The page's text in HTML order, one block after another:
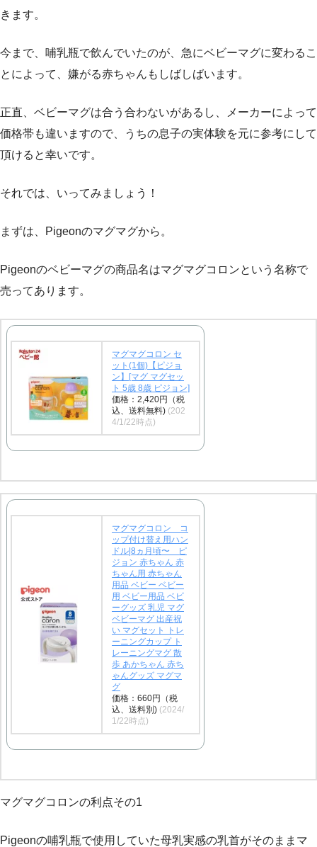
きます。
今まで、哺乳瓶で飲んでいたのが、急にベビーマグに変わるこ
とによって、嫌がる赤ちゃんもしばしばいます。
正直、ベビーマグは合う合わないがあるし、メーカーによって
価格帯も違いますので、うちの息子の実体験を元に参考にして
頂けると幸いです。
それでは、いってみましょう！
まずは、Pigeonのマグマグから。
Pigeonのベビーマグの商品名はマグマグコロンという名称で
売ってあります。
マグマグコロン セ
ット(1個)【ピジョ
ン】[マグ マグセッ
ト 5歳 8歳 ピジョン]
価格：2,420円（税
込、送料無料) (202
4/1/22時点)
マグマグコロン コ
ップ付け替え用ハン
ドル|8ヵ月頃〜 ピ
ジョン 赤ちゃん 赤
ちゃん用 赤ちゃん
用品 ベビー ベビー
用 ベビー用品 ベビ
ーグッズ 乳児 マグ
ベビーマグ 出産祝
い マグセット トレ
ーニングカップ ト
レーニングマグ 散
歩 あかちゃん 赤ち
ゃんグッズ マグマ
グ
価格：660円（税
込、送料別) (2024/
1/22時点)
マグマグコロンの利点その1
Pigeonの哺乳瓶で使用していた母乳実感の乳首がそのままマ